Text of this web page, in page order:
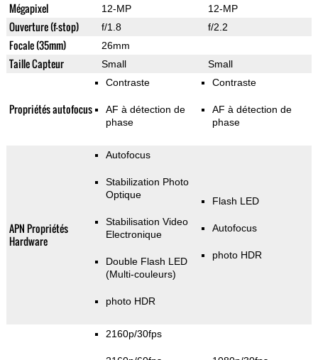
Mégapixel 12-MP 12-MP
Ouverture (f-stop) f/1.8 f/2.2
Focale (35mm) 26mm
Taille Capteur Small Small
Propriétés autofocus
Contraste
AF à détection de
phase
Contraste
AF à détection de
phase
APN Propriétés
Hardware
Autofocus
Stabilization Photo
Optique
Stabilisation Video
Electronique
Double Flash LED
(Multi-couleurs)
photo HDR
Flash LED
Autofocus
photo HDR
2160p/30fps